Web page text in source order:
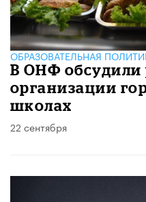
ОБРАЗОВАТЕЛЬНАЯ
В ОНФ
организации
школах
22 сентября